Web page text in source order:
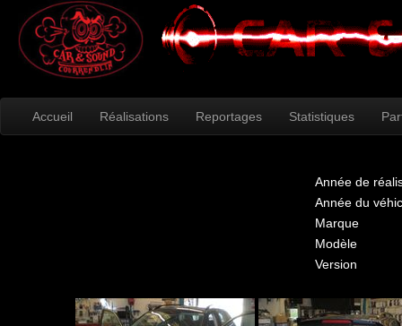
Accueil Réalisations Reportages Statistiques
Année de
Année du
Marque
Modèle
Version